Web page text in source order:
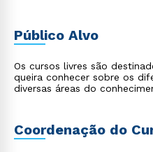
Público Alvo
Os cursos livres são
queira conhecer sobre os
diversas áreas do
Coordenação do